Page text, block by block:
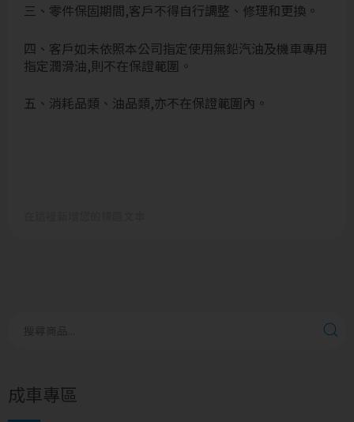
成車專區
三、零件保固期間,客戶不得自行調整、修理和更換。
四、客戶如未依照本公司指定使用無鉛汽油及機車專用
指定潤滑油,則不在保證範圍。
五、消耗品類、油品類,亦不在保證範圍內。